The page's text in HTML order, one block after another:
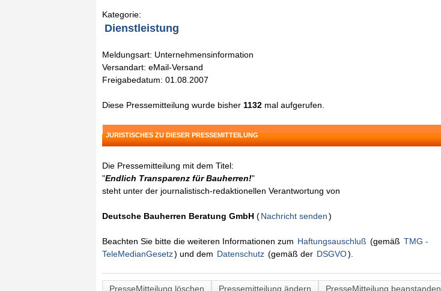
Kategorie:
Dienstleistung
Meldungsart: Unternehmensinformation
Versandart: eMail-Versand
Freigabedatum: 01.08.2007
Diese Pressemitteilung wurde bisher 1132 mal aufgerufen.
JURISTISCHES ZU DIESER PRESSEMITTEILUNG
Die Pressemitteilung mit dem Titel:
"Endlich Transparenz für Bauherren!"
steht unter der journalistisch-redaktionellen Verantwortung von
Deutsche Bauherren Beratung GmbH (Nachricht senden)
Beachten Sie bitte die weiteren Informationen zum Haftungsauschluß (gemäß TMG -
TeleMedianGesetz) und dem Datenschutz (gemäß der DSGVO).
PresseMitteilung löschen Pressemitteilung ändern PresseMitteilung beanstanden